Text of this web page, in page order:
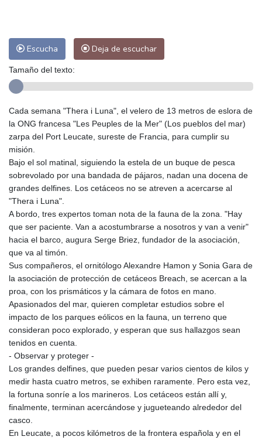
Escucha Deja de escuchar
Tamaño del texto:
Cada semana "Thera i Luna", el velero de 13 metros de eslora de
la ONG francesa "Les Peuples de la Mer" (Los pueblos del mar)
zarpa del Port Leucate, sureste de Francia, para cumplir su
misión.
Bajo el sol matinal, siguiendo la estela de un buque de pesca
sobrevolado por una bandada de pájaros, nadan una docena de
grandes delfines. Los cetáceos no se atreven a acercarse al
"Thera i Luna".
A bordo, tres expertos toman nota de la fauna de la zona. "Hay
que ser paciente. Van a acostumbrarse a nosotros y van a venir"
hacia el barco, augura Serge Briez, fundador de la asociación,
que va al timón.
Sus compañeros, el ornitólogo Alexandre Hamon y Sonia Gara de
la asociación de protección de cetáceos Breach, se acercan a la
proa, con los prismáticos y la cámara de fotos en mano.
Apasionados del mar, quieren completar estudios sobre el
impacto de los parques eólicos en la fauna, un terreno que
consideran poco explorado, y esperan que sus hallazgos sean
tenidos en cuenta.
- Observar y proteger -
Los grandes delfines, que pueden pesar varios cientos de kilos y
medir hasta cuatro metros, se exhiben raramente. Pero esta vez,
la fortuna sonríe a los marineros. Los cetáceos están allí y,
finalmente, terminan acercándose y jugueteando alrededor del
casco.
En Leucate, a pocos kilómetros de la frontera española y en el